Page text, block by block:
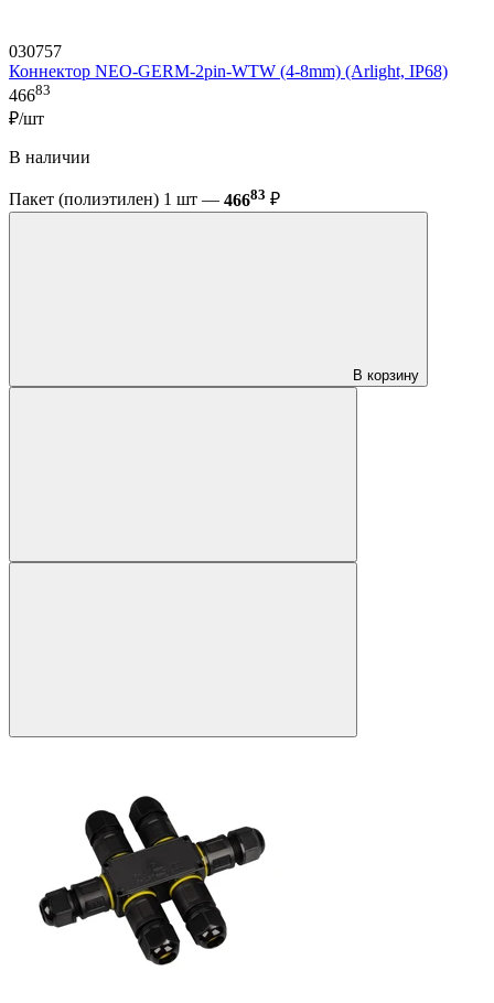
030757
Коннектор NEO-GERM-2pin-WTW (4-8mm) (Arlight, IP68)
46683
₽/шт
В наличии
Пакет (полиэтилен) 1 шт — 46683 ₽
В корзину